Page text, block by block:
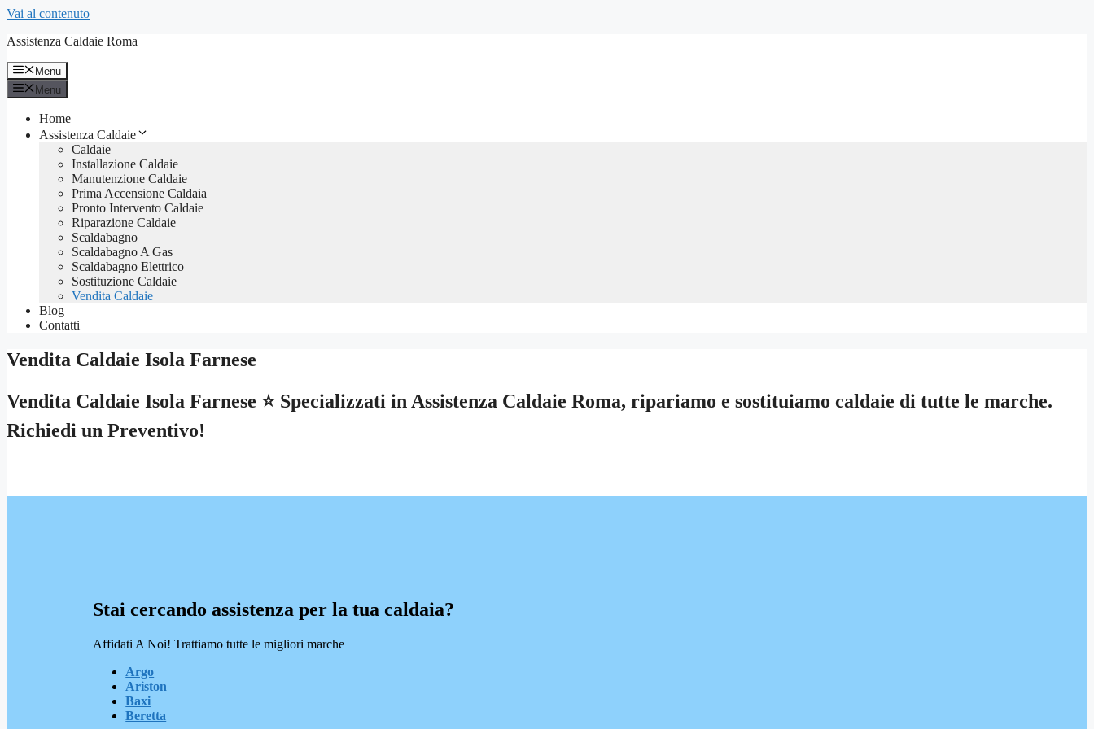
Vai al contenuto
Assistenza Caldaie Roma
Menu
Menu
Home
Assistenza Caldaie
Caldaie
Installazione Caldaie
Manutenzione Caldaie
Prima Accensione Caldaia
Pronto Intervento Caldaie
Riparazione Caldaie
Scaldabagno
Scaldabagno A Gas
Scaldabagno Elettrico
Sostituzione Caldaie
Vendita Caldaie
Blog
Contatti
Vendita Caldaie Isola Farnese
Vendita Caldaie Isola Farnese ⭐ Specializzati in Assistenza Caldaie Roma, ripariamo e sostituiamo caldaie di tutte le marche.
Richiedi un Preventivo!
Stai cercando assistenza per la tua caldaia?
Affidati A Noi! Trattiamo tutte le migliori marche
Argo
Ariston
Baxi
Beretta